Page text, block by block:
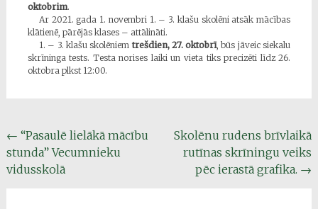
oktobrim.
Ar 2021. gada 1. novembri 1. – 3. klašu skolēni atsāk mācības
klātienē, pārējās klases – attālināti.
1. – 3. klašu skolēniem trešdien, 27. oktobrī, būs jāveic siekalu
skrīninga tests. Testa norises laiki un vieta tiks precizēti līdz 26.
oktobra plkst 12:00.
Post
navigation
← “Pasaulē lielākā mācību
stunda” Vecumnieku
vidusskolā
Skolēnu rudens brīvlaikā
rutīnas skrīningu veiks
pēc ierastā grafika. →